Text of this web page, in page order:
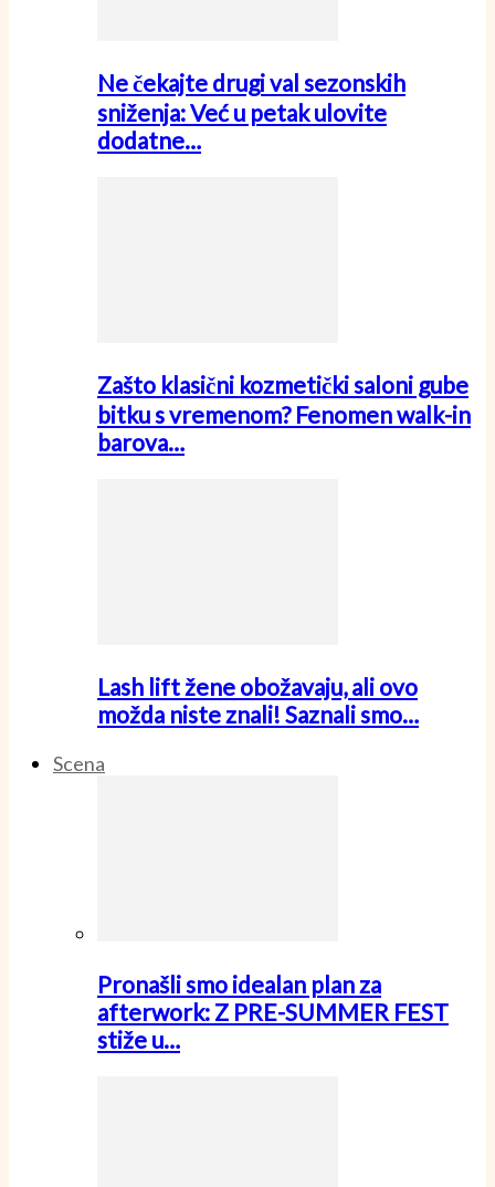
Ne čekajte drugi val sezonskih
sniženja: Već u petak ulovite
dodatne…
Zašto klasični kozmetički saloni gube
bitku s vremenom? Fenomen walk-in
barova…
Lash lift žene obožavaju, ali ovo
možda niste znali! Saznali smo…
Scena
Pronašli smo idealan plan za
afterwork: Z PRE-SUMMER FEST
stiže u…